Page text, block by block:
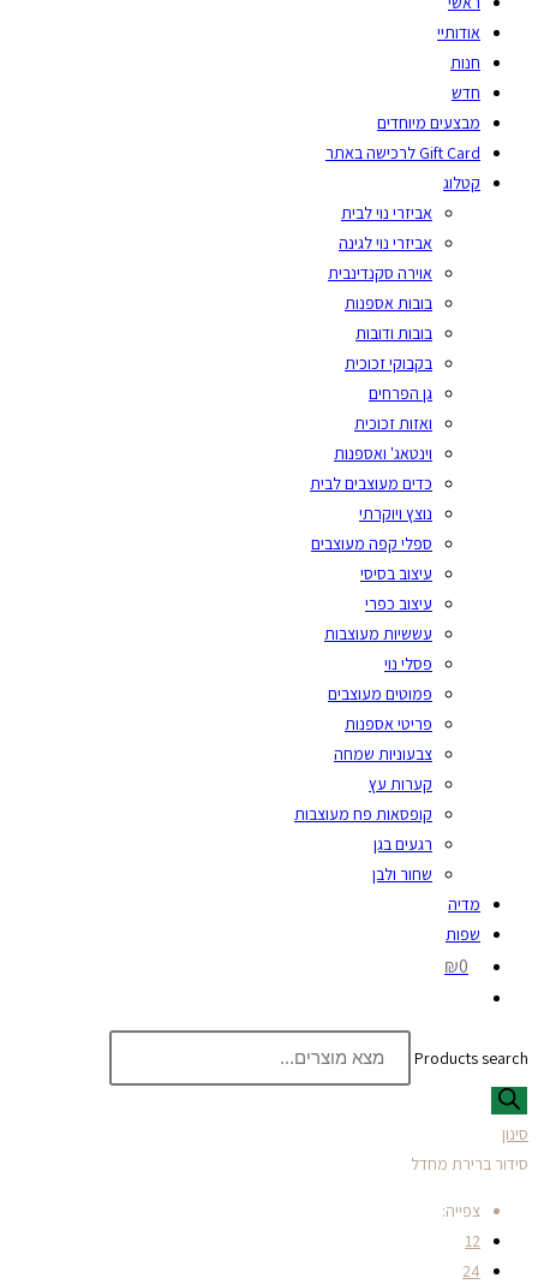
אודותיי
חנות
חדש
מבצעים מיוחדים
Gift Card לרכישה באתר
קטלוג
אביזרי נוי לבית
אביזרי נוי לגינה
אוירה סקנדינבית
בובות אספנות
בובות ודובות
בקבוקי זכוכית
גן הפרחים
ואזות זכוכית
וינטאג' ואספנות
כדים מעוצבים לבית
נוצץ ויוקרתי
ספלי קפה מעוצבים
עיצוב בסיסי
עיצוב כפרי
עששיות מעוצבות
פסלי נוי
פמוטים מעוצבים
פריטי אספנות
צבעוניות שמחה
קערות עץ
קופסאות פח מעוצבות
רגעים בגן
שחור ולבן
מדיה
שפות
₪0
Products search
סינון
סידור ברירת מחדל
צפייה:
12
24